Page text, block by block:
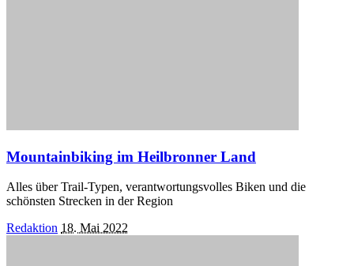
Mountainbiking im Heilbronner Land
Alles über Trail-Typen, verantwortungsvolles Biken und die
schönsten Strecken in der Region
Posted
Redaktion 18. Mai 2022